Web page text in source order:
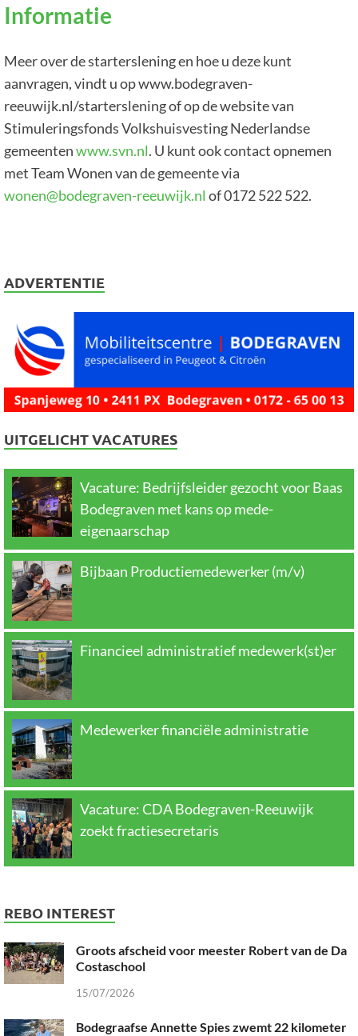
Informatie
Meer over de starterslening en hoe u deze kunt
aanvragen, vindt u op www.bodegraven-
reeuwijk.nl/starterslening of op de website van
Stimuleringsfonds Volkshuisvesting Nederlandse
gemeentenwww.svn.nl. U kunt ook contact opnemen
met Team Wonen van de gemeente via
wonen@bodegraven-reeuwijk.nl of 0172 522 522.
ADVERTENTIE
UITGELICHT VACATURES
Vacature: Bedrijfsleider gezocht voor Baas
Bodegraven met kans op mede-
eigenaarschap
Bijbaan Productiemedewerker (m/v)
Financieel administratief medewerk(st)er
Medewerker financiële administratie
Vacature: CDA Bodegraven-Reeuwijk
zoekt fractiesecretaris
REBO INTEREST
Groots afscheid voor meester Robert van de Da
Costaschool
15/07/2026
Bodegraafse Annette Spies zwemt 22 kilometer